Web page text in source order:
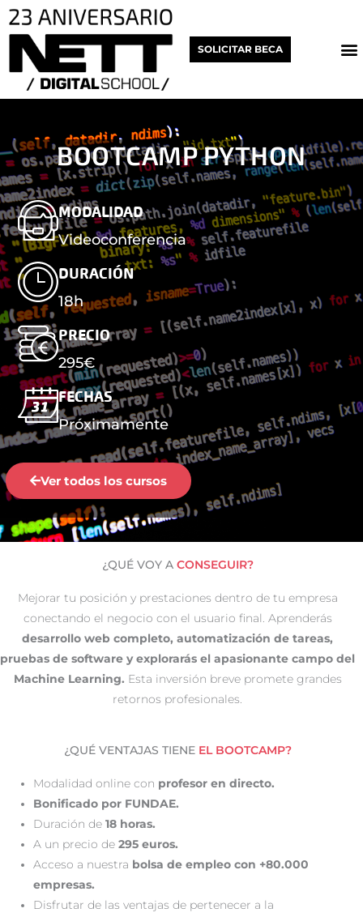
contenido
SOLICITAR BECA
BOOTCAMP PYTHON
MODALIDAD
Videoconferencia
DURACIÓN
18h
PRECIO
295€
FECHAS
Próximamente
Ver todos los cursos
¿QUÉ VOY A CONSEGUIR?
Mejorar tu posición y prestaciones dentro de tu empresa
conectando el negocio con el usuario final. Aprenderás
desarrollo web completo, automatización de tareas,
pruebas de software y explorarás el apasionante campo del
Machine Learning. Esta inversión breve promete grandes
retornos profesionales.
¿QUÉ VENTAJAS TIENE EL BOOTCAMP?
Modalidad online con profesor en directo.
Bonificado por FUNDAE.
Duración de 18 horas.
A un precio de295 euros.
Acceso a nuestra bolsa de empleo con +80.000
empresas.
Disfrutar de las ventajas de pertenecer a la